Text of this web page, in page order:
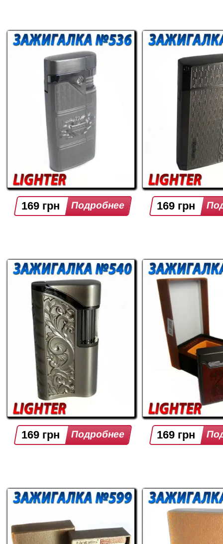
169 грн 169 грн
169 грн 169 грн